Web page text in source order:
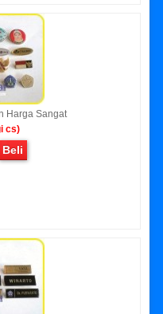
Harga Sangat
cs)
Beli